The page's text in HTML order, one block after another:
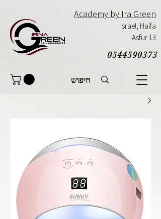
0544590373
Academy by Ira Green
Israel, Haifa
Asfur 13